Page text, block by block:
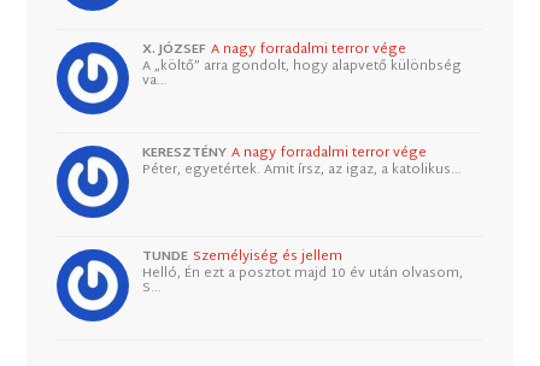
X. JÓZSEF A nagy forradalmi terror vége
A „költő” arra gondolt, hogy alapvető különbség
va…
KERESZTÉNY A nagy forradalmi terror vége
Péter, egyetértek. Amit írsz, az igaz, a katolikus…
TUNDE Személyiség és jellem
Helló, Én ezt a posztot majd 10 év után olvasom,
S…